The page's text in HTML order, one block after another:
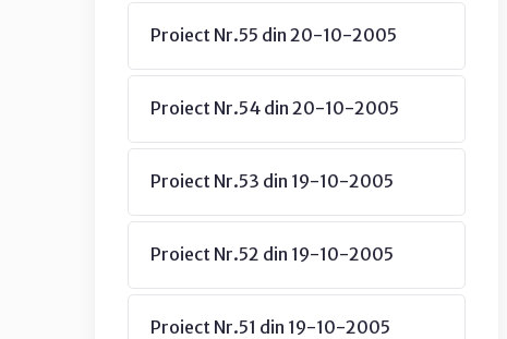
Proiect Nr.55 din 20-10-2005
Proiect Nr.54 din 20-10-2005
Proiect Nr.53 din 19-10-2005
Proiect Nr.52 din 19-10-2005
Proiect Nr.51 din 19-10-2005